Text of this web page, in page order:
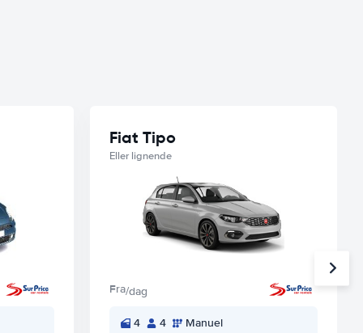
Fiat Tipo
Eller lignende
Fra/dag
4 4 Manuel